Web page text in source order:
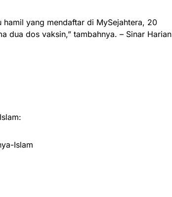
yang mendaftar di MySejahtera, 20
dua dos vaksin,” tambahnya. – Sinar Harian
Islam